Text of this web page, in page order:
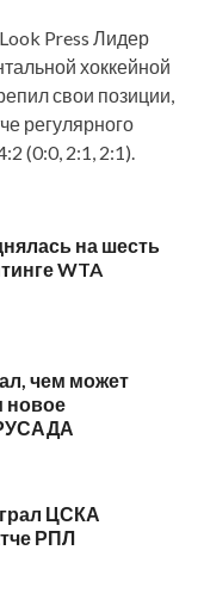
Press Лидер
хоккейной
свои позиции,
регулярного
(0:0, 2:1, 2:1).
на шесть
WTA
чем может
новое
ЦСКА
РПЛ